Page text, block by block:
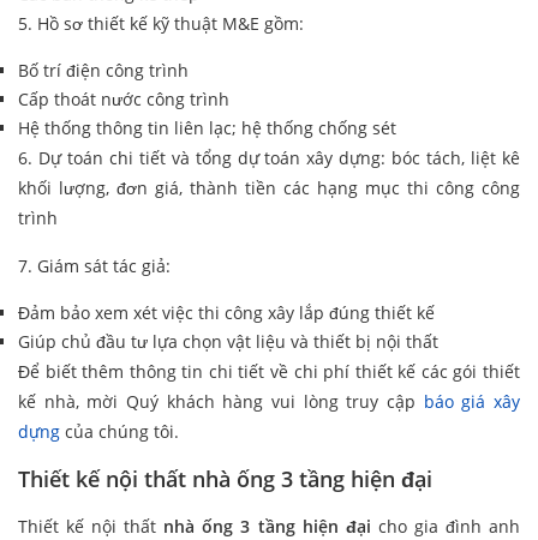
5. Hồ sơ thiết kế kỹ thuật M&E gồm:
Bố trí điện công trình
Cấp thoát nước công trình
Hệ thống thông tin liên lạc; hệ thống chống sét
6. Dự toán chi tiết và tổng dự toán xây dựng: bóc tách, liệt kê
khối lượng, đơn giá, thành tiền các hạng mục thi công công
trình
7. Giám sát tác giả:
Đảm bảo xem xét việc thi công xây lắp đúng thiết kế
Giúp chủ đầu tư lựa chọn vật liệu và thiết bị nội thất
Để biết thêm thông tin chi tiết về chi phí thiết kế các gói thiết
kế nhà, mời Quý khách hàng vui lòng truy cập báo giá xây
dựng của chúng tôi.
Thiết kế nội thất nhà ống 3 tầng hiện đại
Thiết kế nội thất nhà ống 3 tầng hiện đại cho gia đình anh